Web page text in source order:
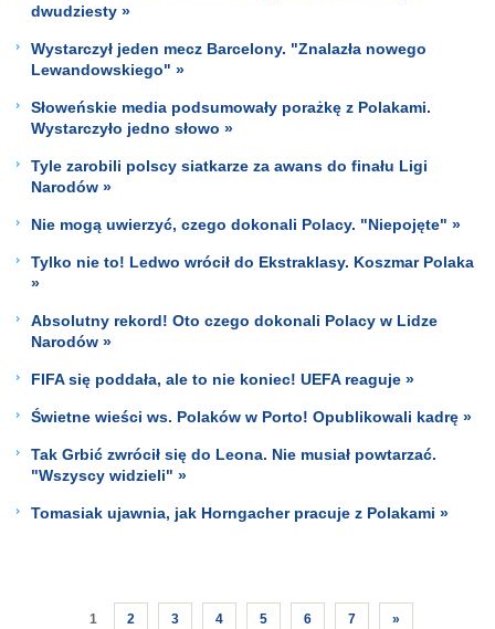
dwudziesty »
Wystarczył jeden mecz Barcelony. "Znalazła nowego
Lewandowskiego" »
Słoweńskie media podsumowały porażkę z Polakami.
Wystarczyło jedno słowo »
Tyle zarobili polscy siatkarze za awans do finału Ligi
Narodów »
Nie mogą uwierzyć, czego dokonali Polacy. "Niepojęte" »
Tylko nie to! Ledwo wrócił do Ekstraklasy. Koszmar Polaka
»
Absolutny rekord! Oto czego dokonali Polacy w Lidze
Narodów »
FIFA się poddała, ale to nie koniec! UEFA reaguje »
Świetne wieści ws. Polaków w Porto! Opublikowali kadrę »
Tak Grbić zwrócił się do Leona. Nie musiał powtarzać.
"Wszyscy widzieli" »
Tomasiak ujawnia, jak Horngacher pracuje z Polakami »
1 2 3 4 5 6 7 »